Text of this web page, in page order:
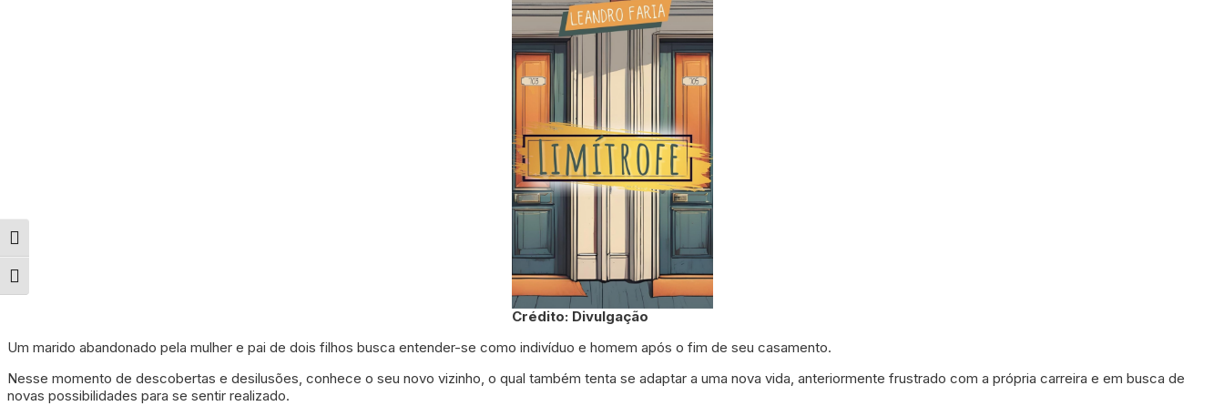
Alternar alto contraste
Alternar tamanho da fonte
Crédito: Divulgação
Um marido abandonado pela mulher e pai de dois filhos busca entender-se como indivíduo e homem após o fim de seu casamento.
Nesse momento de descobertas e desilusões, conhece o seu novo vizinho, o qual também tenta se adaptar a uma nova vida, anteriormente frustrado com a própria carreira e em busca de
novas possibilidades para se sentir realizado.